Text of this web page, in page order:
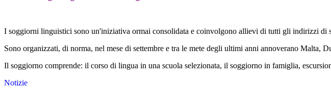
I soggiorni linguistici sono un'iniziativa ormai consolidata e coinvolgono allievi di tutti gli indirizzi di
Sono organizzati, di norma, nel mese di settembre e tra le mete degli ultimi anni annoverano Malta,
Il soggiorno comprende: il corso di lingua in una scuola selezionata, il soggiorno in famiglia,
Notizie